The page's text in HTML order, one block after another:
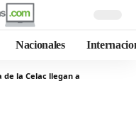
Nacionales
de la Celac llegan a